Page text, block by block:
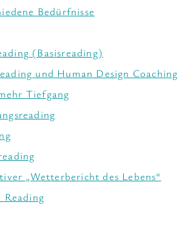
Bedürfnisse
(Basisreading)
und Human Design Coaching
Tiefgang
„Wetterbericht des Lebens“
Reading